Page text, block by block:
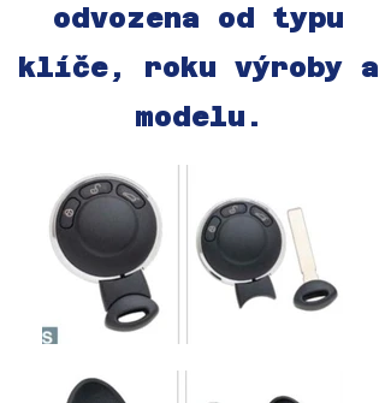
odvozena od typu
klíče, roku výroby a
modelu.